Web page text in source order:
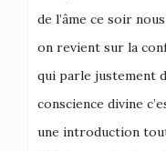
de l’âme ce soir
on revient sur la
qui parle justement
conscience divine
une introduction